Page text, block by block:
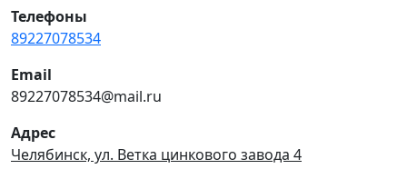
Телефоны
89227078534
Email
89227078534@mail.ru
Адрес
Челябинск, ул. Ветка цинкового завода 4